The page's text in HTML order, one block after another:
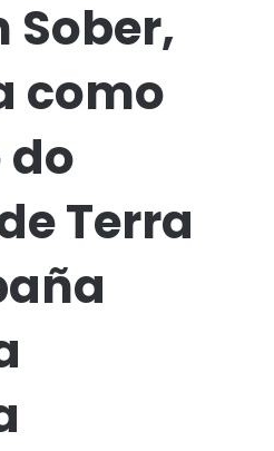
Sober,
como
Terra